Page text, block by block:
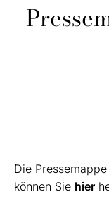
Die
können Sie hier